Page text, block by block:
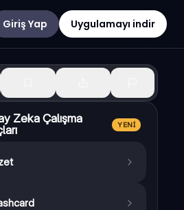
Giriş Yap Uygulamayı indir
Zeka Çalışma
YENI